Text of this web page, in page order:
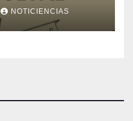
NOTICIENCIAS